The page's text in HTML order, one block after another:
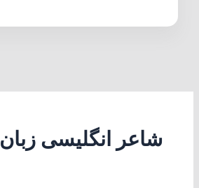
شاعر انگلیسی زبان